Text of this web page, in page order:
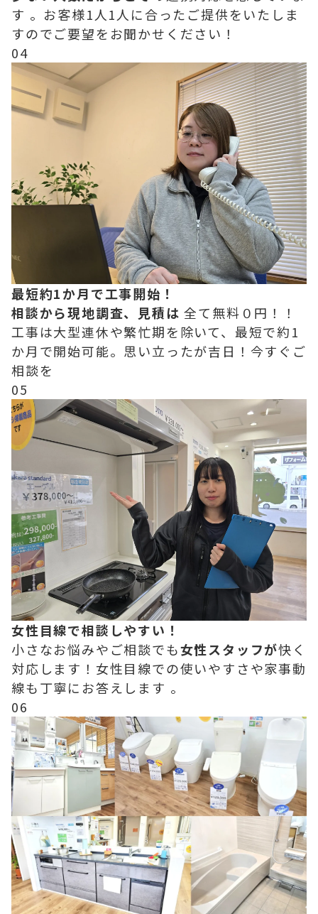
す 。お客様1人1人に合ったご提供をいたしま
すのでご要望をお聞かせください！
04
最短約1か月で工事開始！
相談から現地調査、見積は全て無料０円！！
工事は大型連休や繁忙期を除いて、最短で約1
か月で開始可能。思い立ったが吉日！今すぐご
相談を
05
女性目線で相談しやすい！
小さなお悩みやご相談でも女性スタッフが快く
対応します！女性目線での使いやすさや家事動
線も丁寧にお答えします 。
06